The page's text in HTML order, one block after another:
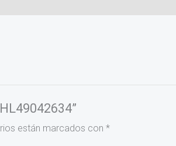
están marcados con *